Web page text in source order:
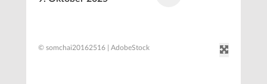
© somchai20162516 | AdobeStock